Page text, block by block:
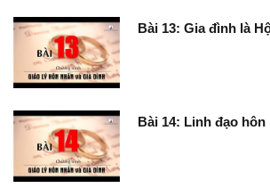
Bài 13: Gia đình là
Bài 14: Linh đạo